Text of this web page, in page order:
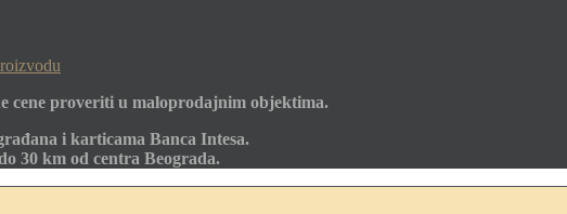
cene proveriti u maloprodajnim objektima.
i karticama Banca Intesa.
30 km od centra Beograda.